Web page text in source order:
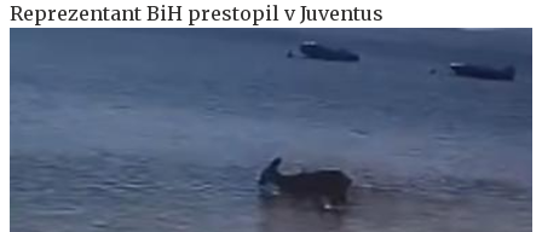
Reprezentant BiH prestopil v Juventus